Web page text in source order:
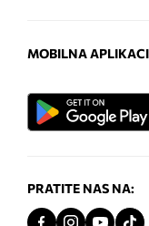
MOBILNA
PRATITE NAS NA: